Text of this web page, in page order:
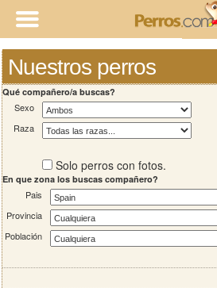
Nuestros perros
Qué compañero/a buscas?
Sexo
Raza
Solo perros con fotos.
En que zona los buscas compañero?
Pais
Provincia
Población